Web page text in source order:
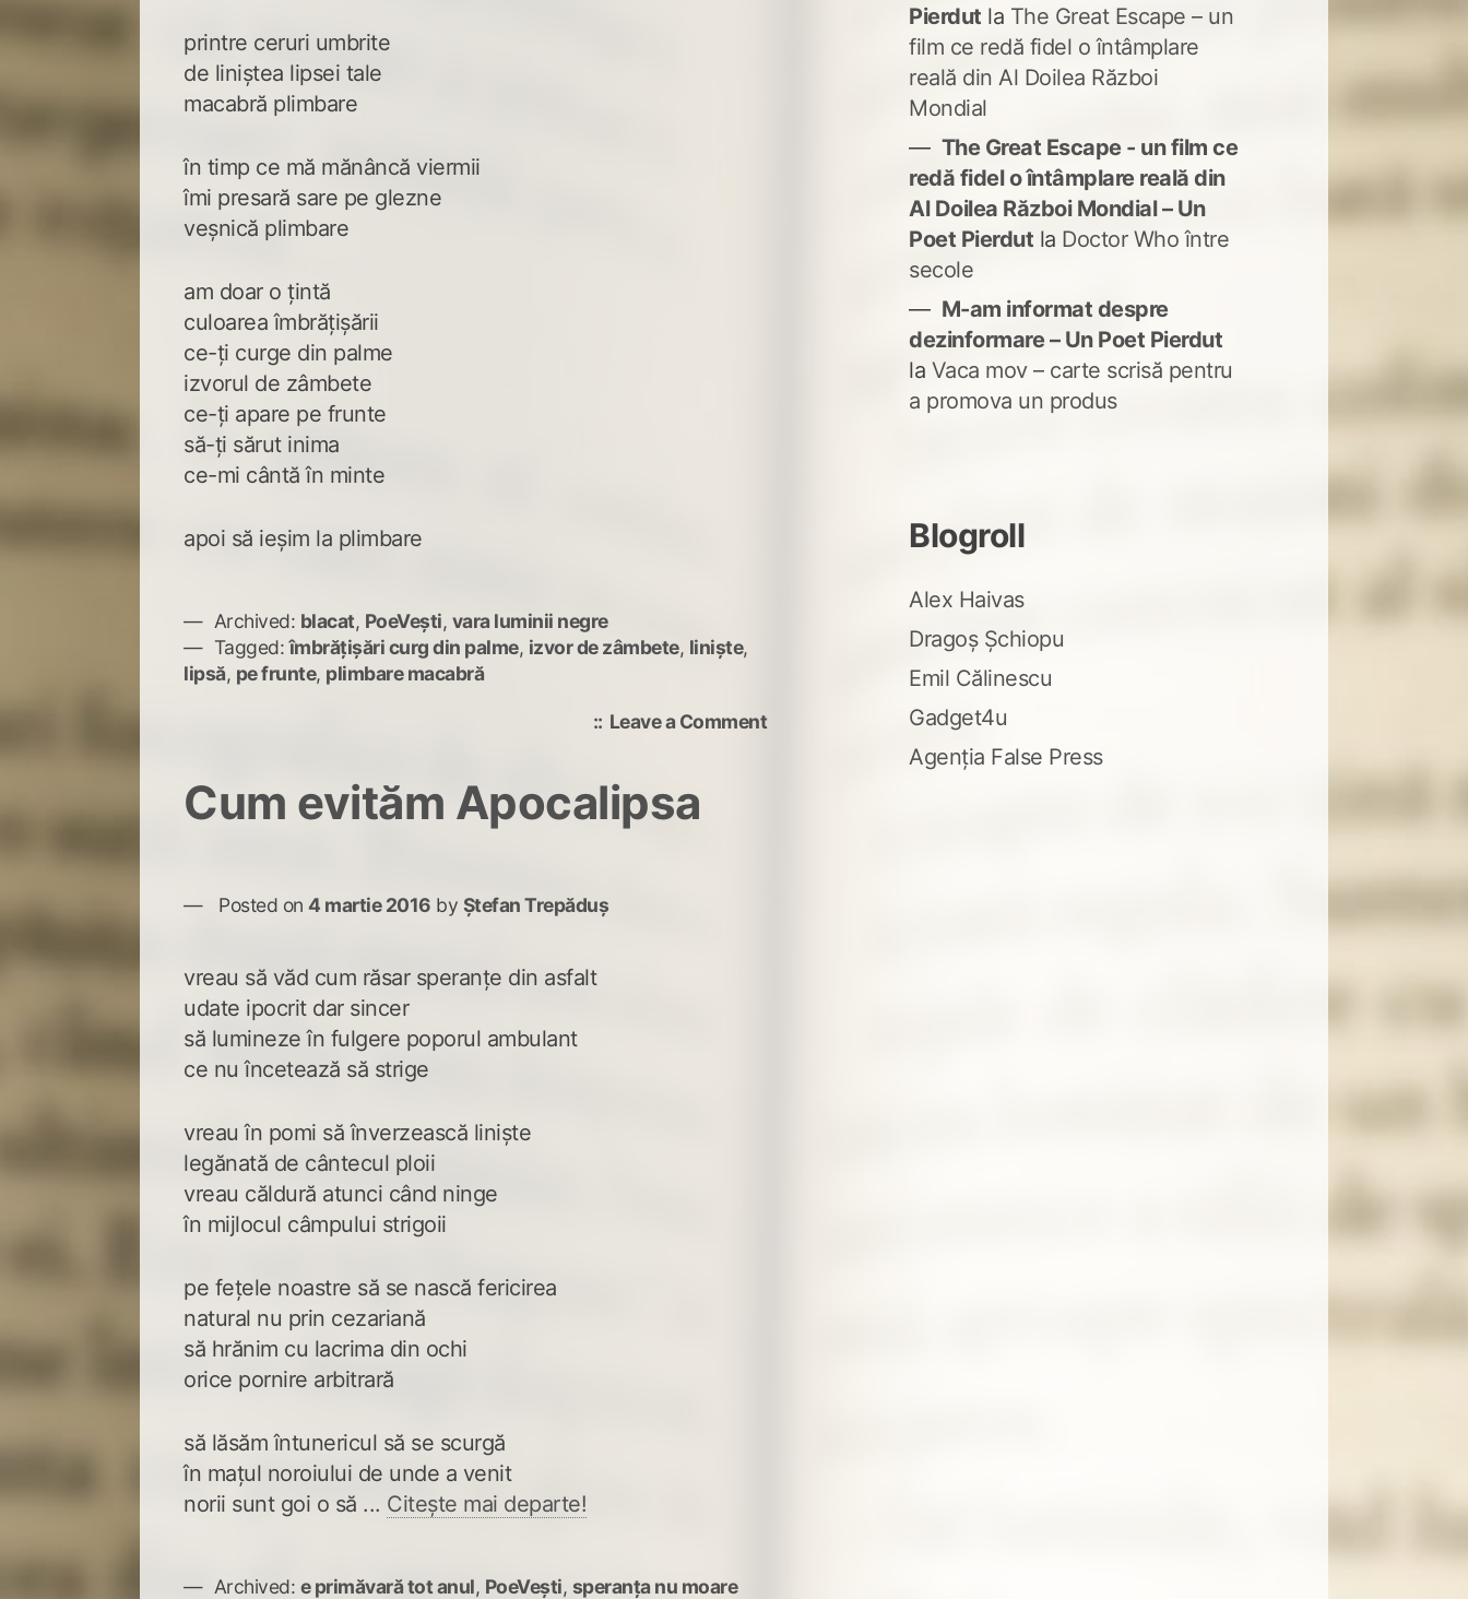
printre ceruri umbrite
de liniștea lipsei tale
macabră plimbare
în timp ce mă mănâncă viermii
îmi presară sare pe glezne
veșnică plimbare
am doar o țintă
culoarea îmbrățișării
ce-ți curge din palme
izvorul de zâmbete
ce-ți apare pe frunte
să-ți sărut inima
ce-mi cântă în minte
apoi să ieșim la plimbare
Archived: blacat, PoeVești, vara luminii negre
Tagged: îmbrățișări curg din palme, izvor de zâmbete, liniște,
lipsă, pe frunte, plimbare macabră
Leave a Commenton
Cum evităm Apocalipsa
Posted on4 martie 2016 by Ștefan Trepăduș
vreau să văd cum răsar speranțe din asfalt
udate ipocrit dar sincer
să lumineze în fulgere poporul ambulant
ce nu încetează să strige
vreau în pomi să înverzească liniște
legănată de cântecul ploii
vreau căldură atunci când ninge
în mijlocul câmpului strigoii
pe fețele noastre să se nască fericirea
natural nu prin cezariană
să hrănim cu lacrima din ochi
orice pornire arbitrară
să lăsăm întunericul să se scurgă
în mațul noroiului de unde a venit
norii sunt goi o să ... Citește mai departe!
Archived: e primăvară tot anul, PoeVești, speranța nu moare
Pierdut la The Great Escape – un
film ce redă fidel o întâmplare
reală din Al Doilea Război
Mondial
The Great Escape - un film ce
redă fidel o întâmplare reală din
Al Doilea Război Mondial – Un
Poet Pierdut la Doctor Who între
secole
M-am informat despre
dezinformare – Un Poet Pierdut
la Vaca mov – carte scrisă pentru
a promova un produs
Blogroll
Alex Haivas
Dragoș Șchiopu
Emil Călinescu
Gadget4u
Agenția False Press